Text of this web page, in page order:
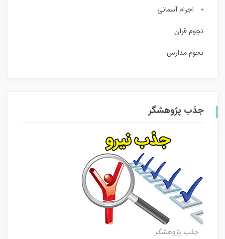
اجرام آسمانی
نجوم قرآن
نجوم مدارس
جذب پژوهشگر
جذب پژوهشگر